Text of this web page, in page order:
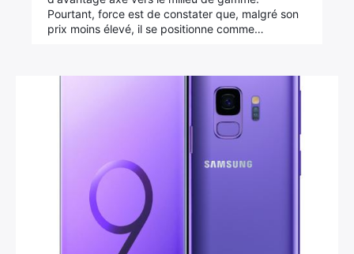
Pourtant, force est de constater que, malgré son
prix moins élevé, il se positionne comme…